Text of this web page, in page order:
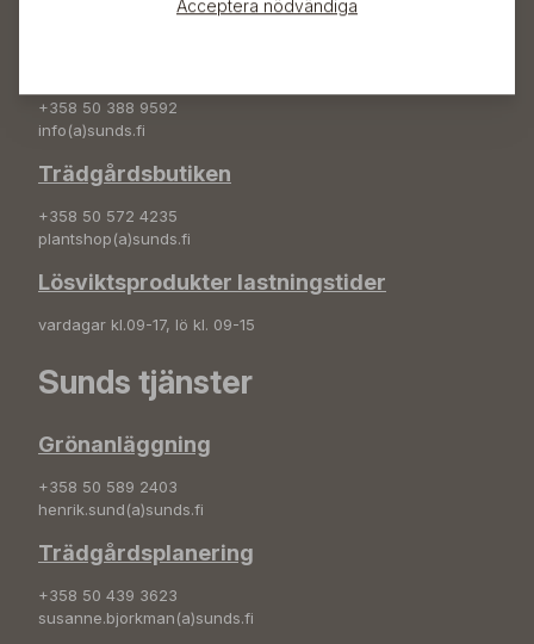
+358 50 388 9592
info(a)sunds.fi
Trädgårdsbutiken
+358 50 572 4235
plantshop(a)sunds.fi
Lösviktsprodukter lastningstider
vardagar kl.09-17, lö kl. 09-15
Sunds tjänster
Grönanläggning
+358 50 589 2403
henrik.sund(a)sunds.fi
Trädgårdsplanering
+358 50 439 3623
susanne.bjorkman(a)sunds.fi
Acceptera nödvändiga